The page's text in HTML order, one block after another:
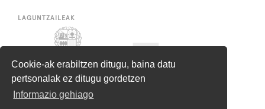
Cookie-ak erabiltzen ditugu, baina datu
pertsonalak ez ditugu gordetzen
Informazio gehiago
LAGUNTZAILEAK